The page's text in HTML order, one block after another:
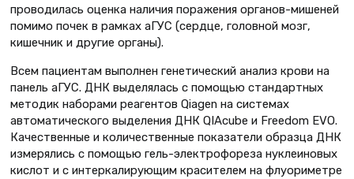
проводилась оценка наличия поражения органов-мишеней
помимо почек в рамках аГУС (сердце, головной мозг,
кишечник и другие органы).
Всем пациентам выполнен генетический анализ крови на
панель аГУС. ДНК выделялась с помощью стандартных
методик наборами реагентов Qiagen на системах
автоматического выделения ДНК QIAcube и Freedom EVO.
Качественные и количественные показатели образца ДНК
измерялись с помощью гель-электрофореза нуклеиновых
кислот и с интеркалирующим красителем на флуориметре